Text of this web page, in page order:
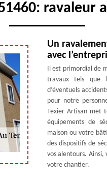
ravaleur
Un
avec
Il est primordial de
travaux tels que
d’éventuels
pour notre
Texier Artisan met
équipements de
maison ou votre
des dispositifs de
vos alentours.
votre chantier.